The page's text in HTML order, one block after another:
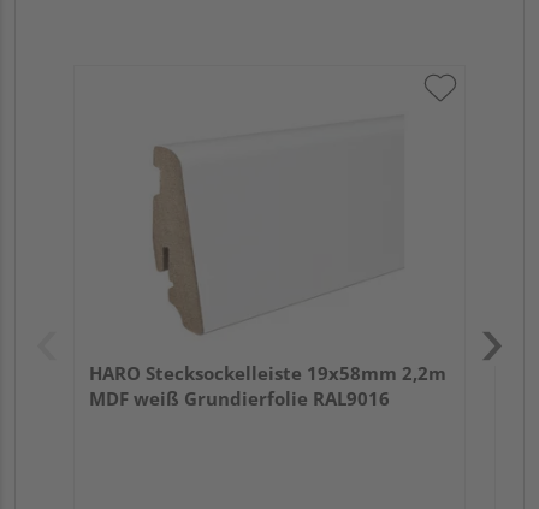
HARO Stecksockelleiste 19x58mm 2,2m
MDF weiß Grundierfolie RAL9016